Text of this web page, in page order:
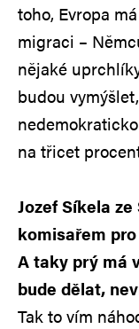
toho, Evropa
migraci –
nějaké
budou
na třicet
Jozef Síkela
komisařem
A taky prý má
bude dělat,
Tak to vím